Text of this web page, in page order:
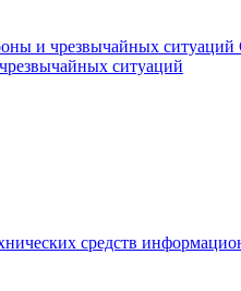
и чрезвычайных
ситуаций
средств